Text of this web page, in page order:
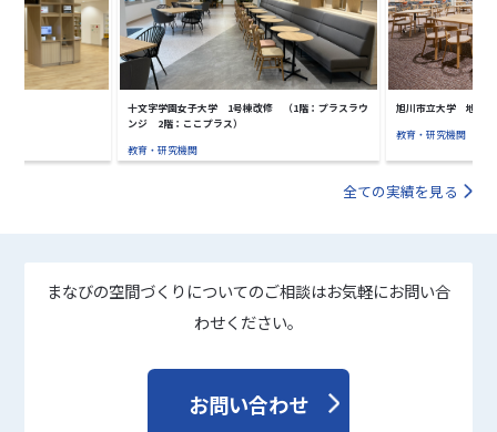
十文字学園女子大学 1号棟改修 （1階：プラスラウ
ンジ 2階：ここプラス）
教育・研究機関
旭川市立大学 地域創
教育・研究機関
全ての実績を見る
まなびの空間づくりについてのご相談はお気軽にお問い合
わせください。
お問い合わせ